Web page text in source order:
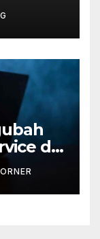
di